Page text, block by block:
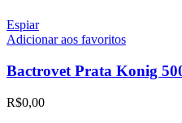
Espiar
Adicionar aos favoritos
Bactrovet Prata Konig
R$0,00